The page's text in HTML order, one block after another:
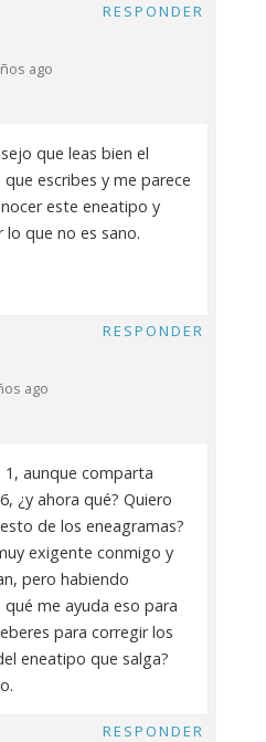
RESPONDER
ago
que leas bien el
escribes y me parece
este eneatipo y
que no es sano.
RESPONDER
ago
1, aunque comparta
¿y ahora qué? Quiero
de los eneagramas?
exigente conmigo y
pero habiendo
me ayuda eso para
para corregir los
eneatipo que salga?
RESPONDER